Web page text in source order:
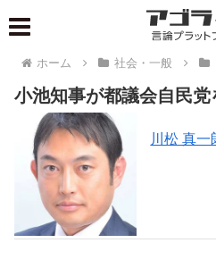
ホーム 社会・一般
小池知事が都議会自民
川松 真一